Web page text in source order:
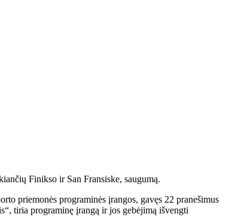
Finikso ir San Fransiske, saugumą.
priemonės programinės įrangos, gavęs 22 pranešimus
tiria programinę įrangą ir jos gebėjimą išvengti